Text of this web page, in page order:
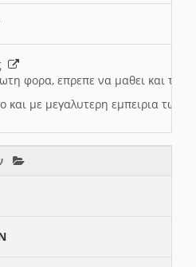
φορα, επρεπε να μαθει και το
και με μεγαλυτερη εμπειρια